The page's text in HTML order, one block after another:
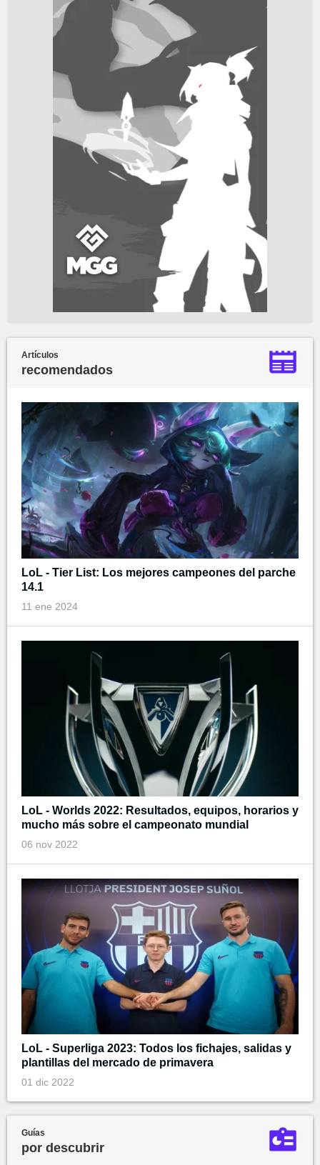
Artículos
recomendados
LoL - Tier List: Los mejores campeones del parche
14.1
11 ene 2024
LoL - Worlds 2022: Resultados, equipos, horarios y
mucho más sobre el campeonato mundial
06 nov 2022
LoL - Superliga 2023: Todos los fichajes, salidas y
plantillas del mercado de primavera
01 dic 2022
Guías
por descubrir